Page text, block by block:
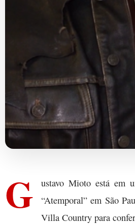
G
ustavo Mioto está em
“Atemporal” em São
Villa Country para